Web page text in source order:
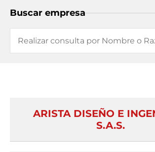
Buscar empresa
ARISTA DISEÑO E
S.A.S.